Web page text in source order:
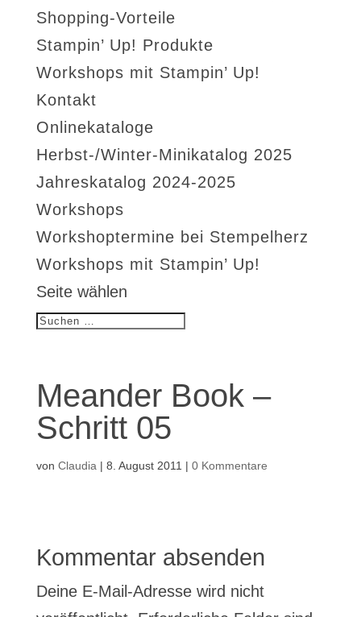
Shopping-Vorteile
Stampin’ Up! Produkte
Workshops mit Stampin’ Up!
Kontakt
Onlinekataloge
Herbst-/Winter-Minikatalog 2025
Jahreskatalog 2024-2025
Workshops
Workshoptermine bei Stempelherz
Workshops mit Stampin’ Up!
Seite wählen
Meander Book –
Schritt 05
von Claudia | 8. August 2011 | 0 Kommentare
Kommentar absenden
Deine E-Mail-Adresse wird nicht